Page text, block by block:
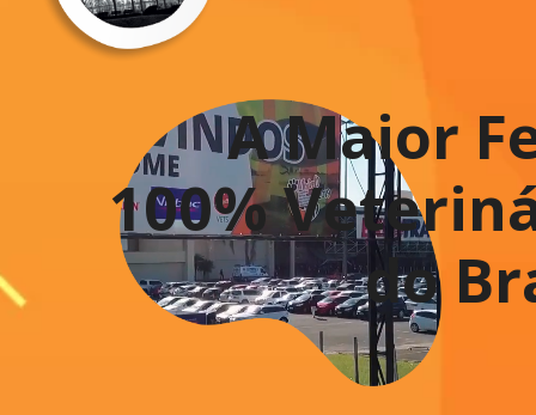
A Maior
100%
do